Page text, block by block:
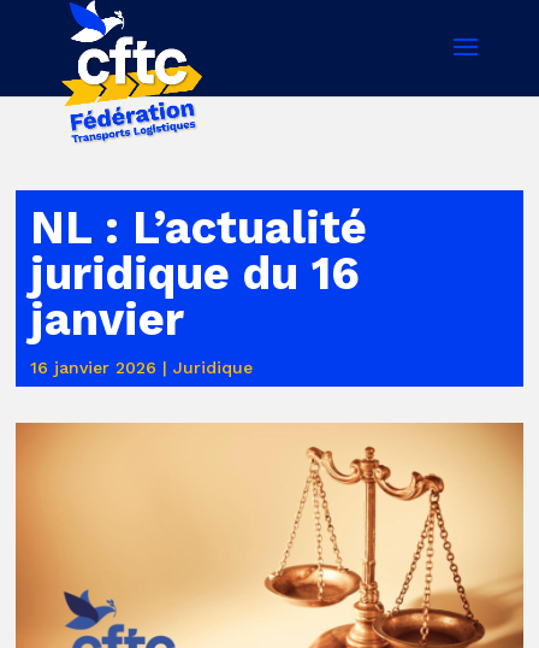
NL : L’actualité
juridique du 16
janvier
16 janvier 2026 |Juridique